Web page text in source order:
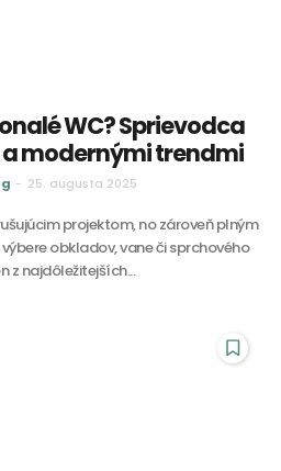
WC? Sprievodca
modernými trendmi
- 25. augusta 2025
projektom, no zároveň plným
obkladov, vane či sprchového
z najdôležitejších...